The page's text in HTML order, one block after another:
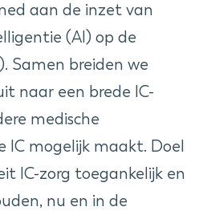
aan de inzet van
(AI) op de
Samen breiden we
naar een brede IC-
medische
IC mogelijk maakt. Doel
IC-zorg toegankelijk en
nu en in de